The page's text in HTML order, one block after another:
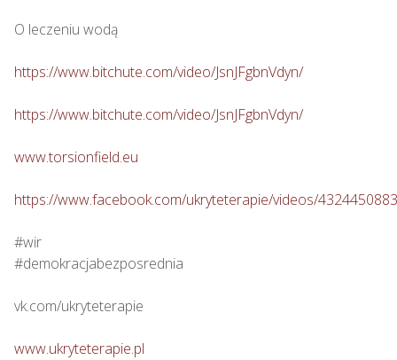
O leczeniu wodą
https://www.bitchute.com/video/JsnJFgbnVdyn/
https://www.bitchute.com/video/JsnJFgbnVdyn/
www.torsionfield.eu
https://www.facebook.com/ukryteterapie/videos/
#wir
#demokracjabezposrednia
vk.com/ukryteterapie
www.ukryteterapie.pl